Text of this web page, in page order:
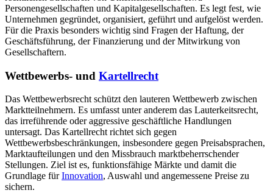
Personengesellschaften und Kapitalgesellschaften. Es legt fest, wie
Unternehmen gegründet, organisiert, geführt und aufgelöst werden.
Für die Praxis besonders wichtig sind Fragen der Haftung, der
Geschäftsführung, der Finanzierung und der Mitwirkung von
Gesellschaftern.
Wettbewerbs- und Kartellrecht
Das Wettbewerbsrecht schützt den lauteren Wettbewerb zwischen
Marktteilnehmern. Es umfasst unter anderem das Lauterkeitsrecht,
das irreführende oder aggressive geschäftliche Handlungen
untersagt. Das Kartellrecht richtet sich gegen
Wettbewerbsbeschränkungen, insbesondere gegen Preisabsprachen,
Marktaufteilungen und den Missbrauch marktbeherrschender
Stellungen. Ziel ist es, funktionsfähige Märkte und damit die
Grundlage fürInnovation, Auswahl und angemessene Preise zu
sichern.